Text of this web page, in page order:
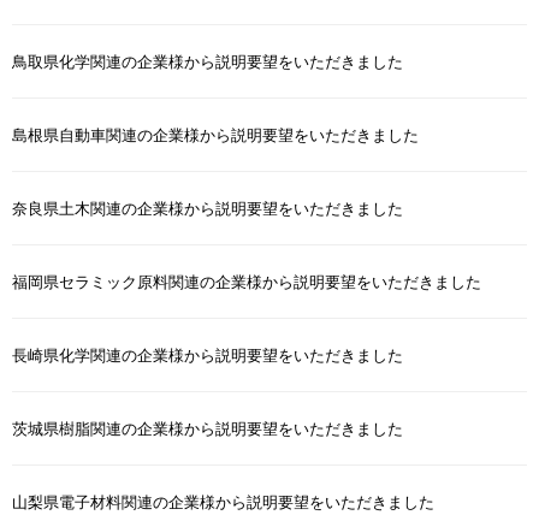
鳥取県化学関連の企業様から説明要望をいただきました
島根県自動車関連の企業様から説明要望をいただきました
奈良県土木関連の企業様から説明要望をいただきました
福岡県セラミック原料関連の企業様から説明要望をいただきました
長崎県化学関連の企業様から説明要望をいただきました
茨城県樹脂関連の企業様から説明要望をいただきました
山梨県電子材料関連の企業様から説明要望をいただきました